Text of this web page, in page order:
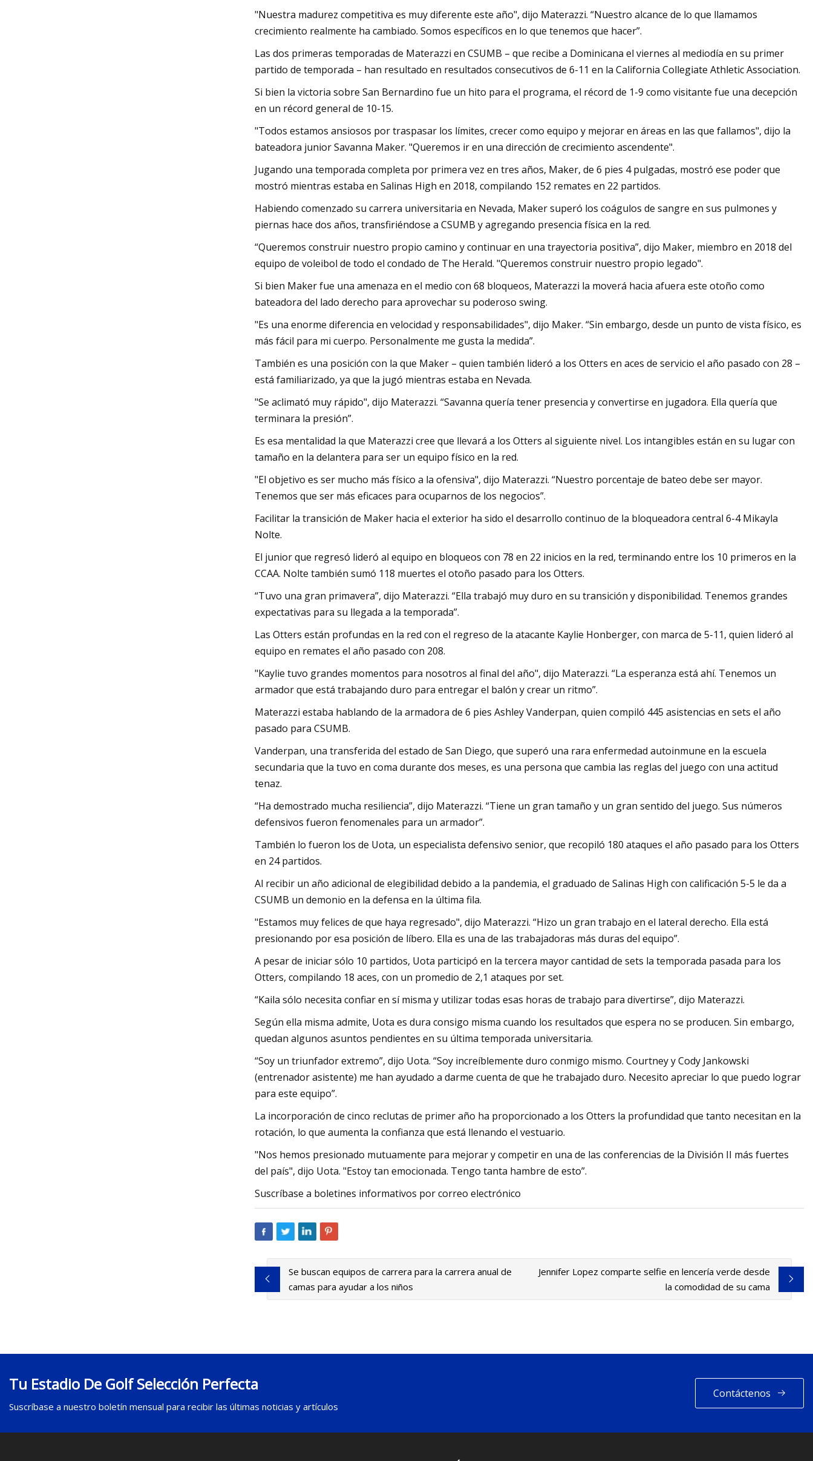
"Nuestra madurez competitiva es muy diferente este año", dijo Materazzi. “Nuestro alcance de lo que llamamos
crecimiento realmente ha cambiado. Somos específicos en lo que tenemos que hacer”.
Las dos primeras temporadas de Materazzi en CSUMB – que recibe a Dominicana el viernes al mediodía en su primer
partido de temporada – han resultado en resultados consecutivos de 6-11 en la California Collegiate Athletic Association.
Si bien la victoria sobre San Bernardino fue un hito para el programa, el récord de 1-9 como visitante fue una decepción
en un récord general de 10-15.
"Todos estamos ansiosos por traspasar los límites, crecer como equipo y mejorar en áreas en las que fallamos", dijo la
bateadora junior Savanna Maker. "Queremos ir en una dirección de crecimiento ascendente".
Jugando una temporada completa por primera vez en tres años, Maker, de 6 pies 4 pulgadas, mostró ese poder que
mostró mientras estaba en Salinas High en 2018, compilando 152 remates en 22 partidos.
Habiendo comenzado su carrera universitaria en Nevada, Maker superó los coágulos de sangre en sus pulmones y
piernas hace dos años, transfiriéndose a CSUMB y agregando presencia física en la red.
“Queremos construir nuestro propio camino y continuar en una trayectoria positiva”, dijo Maker, miembro en 2018 del
equipo de voleibol de todo el condado de The Herald. "Queremos construir nuestro propio legado".
Si bien Maker fue una amenaza en el medio con 68 bloqueos, Materazzi la moverá hacia afuera este otoño como
bateadora del lado derecho para aprovechar su poderoso swing.
"Es una enorme diferencia en velocidad y responsabilidades", dijo Maker. “Sin embargo, desde un punto de vista físico, es
más fácil para mi cuerpo. Personalmente me gusta la medida”.
También es una posición con la que Maker – quien también lideró a los Otters en aces de servicio el año pasado con 28 –
está familiarizado, ya que la jugó mientras estaba en Nevada.
"Se aclimató muy rápido", dijo Materazzi. “Savanna quería tener presencia y convertirse en jugadora. Ella quería que
terminara la presión”.
Es esa mentalidad la que Materazzi cree que llevará a los Otters al siguiente nivel. Los intangibles están en su lugar con
tamaño en la delantera para ser un equipo físico en la red.
"El objetivo es ser mucho más físico a la ofensiva", dijo Materazzi. “Nuestro porcentaje de bateo debe ser mayor.
Tenemos que ser más eficaces para ocuparnos de los negocios”.
Facilitar la transición de Maker hacia el exterior ha sido el desarrollo continuo de la bloqueadora central 6-4 Mikayla
Nolte.
El junior que regresó lideró al equipo en bloqueos con 78 en 22 inicios en la red, terminando entre los 10 primeros en la
CCAA. Nolte también sumó 118 muertes el otoño pasado para los Otters.
“Tuvo una gran primavera”, dijo Materazzi. “Ella trabajó muy duro en su transición y disponibilidad. Tenemos grandes
expectativas para su llegada a la temporada”.
Las Otters están profundas en la red con el regreso de la atacante Kaylie Honberger, con marca de 5-11, quien lideró al
equipo en remates el año pasado con 208.
"Kaylie tuvo grandes momentos para nosotros al final del año", dijo Materazzi. “La esperanza está ahí. Tenemos un
armador que está trabajando duro para entregar el balón y crear un ritmo”.
Materazzi estaba hablando de la armadora de 6 pies Ashley Vanderpan, quien compiló 445 asistencias en sets el año
pasado para CSUMB.
Vanderpan, una transferida del estado de San Diego, que superó una rara enfermedad autoinmune en la escuela
secundaria que la tuvo en coma durante dos meses, es una persona que cambia las reglas del juego con una actitud
tenaz.
“Ha demostrado mucha resiliencia”, dijo Materazzi. “Tiene un gran tamaño y un gran sentido del juego. Sus números
defensivos fueron fenomenales para un armador”.
También lo fueron los de Uota, un especialista defensivo senior, que recopiló 180 ataques el año pasado para los Otters
en 24 partidos.
Al recibir un año adicional de elegibilidad debido a la pandemia, el graduado de Salinas High con calificación 5-5 le da a
CSUMB un demonio en la defensa en la última fila.
"Estamos muy felices de que haya regresado", dijo Materazzi. “Hizo un gran trabajo en el lateral derecho. Ella está
presionando por esa posición de líbero. Ella es una de las trabajadoras más duras del equipo”.
A pesar de iniciar sólo 10 partidos, Uota participó en la tercera mayor cantidad de sets la temporada pasada para los
Otters, compilando 18 aces, con un promedio de 2,1 ataques por set.
“Kaila sólo necesita confiar en sí misma y utilizar todas esas horas de trabajo para divertirse”, dijo Materazzi.
Según ella misma admite, Uota es dura consigo misma cuando los resultados que espera no se producen. Sin embargo,
quedan algunos asuntos pendientes en su última temporada universitaria.
“Soy un triunfador extremo”, dijo Uota. “Soy increíblemente duro conmigo mismo. Courtney y Cody Jankowski
(entrenador asistente) me han ayudado a darme cuenta de que he trabajado duro. Necesito apreciar lo que puedo lograr
para este equipo”.
La incorporación de cinco reclutas de primer año ha proporcionado a los Otters la profundidad que tanto necesitan en la
rotación, lo que aumenta la confianza que está llenando el vestuario.
"Nos hemos presionado mutuamente para mejorar y competir en una de las conferencias de la División II más fuertes
del país", dijo Uota. "Estoy tan emocionada. Tengo tanta hambre de esto”.
Suscríbase a boletines informativos por correo electrónico
Se buscan equipos de carrera para la carrera anual de
camas para ayudar a los niños
Jennifer Lopez comparte selfie en lencería verde desde
la comodidad de su cama
Tu Estadio De Golf Selección Perfecta
Suscríbase a nuestro boletín mensual para recibir las últimas noticias y artículos
Contáctenos